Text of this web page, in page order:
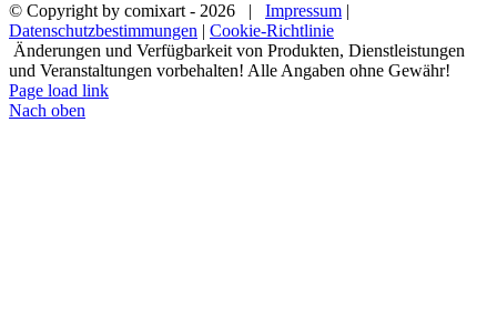
© Copyright by comixart - 2026 | Impressum |
Datenschutzbestimmungen | Cookie-Richtlinie
Änderungen und Verfügbarkeit von Produkten, Dienstleistungen
und Veranstaltungen vorbehalten! Alle Angaben ohne Gewähr!
Page load link
Nach oben